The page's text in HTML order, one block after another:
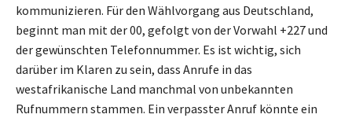
kommunizieren. Für den Wählvorgang aus Deutschland,
beginnt man mit der 00, gefolgt von der Vorwahl +227 und
der gewünschten Telefonnummer. Es ist wichtig, sich
darüber im Klaren zu sein, dass Anrufe in das
westafrikanische Land manchmal von unbekannten
Rufnummern stammen. Ein verpasster Anruf könnte ein